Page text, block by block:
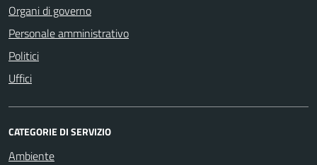
Organi di governo
Personale amministrativo
Politici
Uffici
CATEGORIE DI SERVIZIO
Ambiente